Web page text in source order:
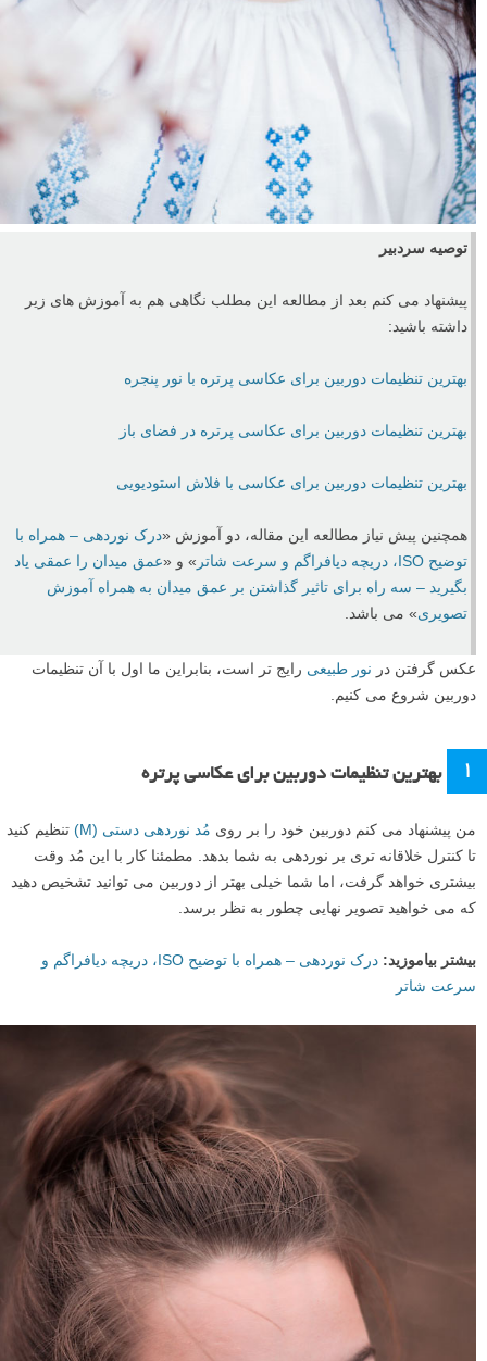
توصیه سردبیر
پیشنهاد می کنم بعد از مطالعه این مطلب نگاهی هم به آموزش های زیر
داشته باشید:
بهترین تنظیمات دوربین برای عکاسی پرتره با نور پنجره
بهترین تنظیمات دوربین برای عکاسی پرتره در فضای باز
بهترین تنظیمات دوربین برای عکاسی با فلاش استودیویی
همچنین پیش نیاز مطالعه این مقاله، دو آموزش «درک نوردهی – همراه با
توضیح ISO، دریچه دیافراگم و سرعت شاتر
» و «عمق میدان را عمقی یاد
بگیرید – سه راه برای تاثیر گذاشتن بر عمق میدان به همراه آموزش
تصویری» می باشد.
عکس گرفتن در نور طبیعی رایج تر است، بنابراین ما اول با آن تنظیمات
دوربین شروع می کنیم.
۱ بهترین تنظیمات دوربین برای عکاسی پرتره
من پیشنهاد می کنم دوربین خود را بر روی مُد نوردهی دستی (M)
تنظیم کنید
تا کنترل خلاقانه تری بر نوردهی به شما بدهد. مطمئنا کار با این مُد وقت
بیشتری خواهد گرفت، اما شما خیلی بهتر از دوربین می توانید تشخیص دهید
که می خواهید تصویر نهایی چطور به نظر برسد.
بیشتر بیاموزید:
درک نوردهی – همراه با توضیح ISO، دریچه دیافراگم و
سرعت شاتر